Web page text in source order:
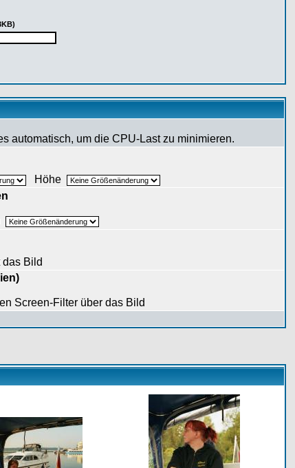
automatisch, um die CPU-Last zu minimieren.
Höhe
das Bild
Screen-Filter über das Bild